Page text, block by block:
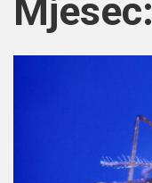
Mjesec: